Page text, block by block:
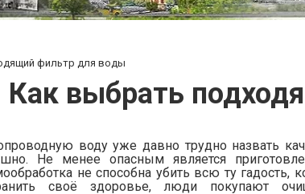
фильтр для воды
Как выбрать
воду уже давно трудно назвать
Не менее опасным является
не способна убить всю ту гадость,
своё здоровье, люди покупают